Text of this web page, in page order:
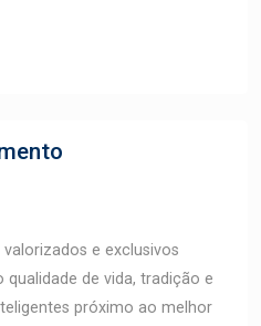
e exclusivos
qualidade de vida, tradição e
próximo ao melhor